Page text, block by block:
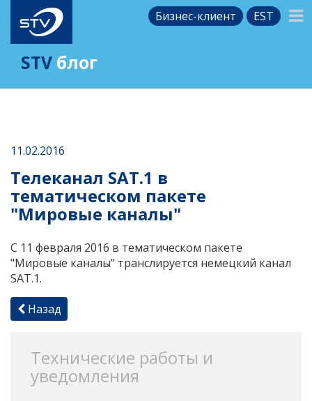
Бизнес-клиент EST
STV блог
11.02.2016
Телеканал SAT.1 в
тематическом пакете
"Мировые каналы"
С 11 февраля 2016 в тематическом пакете
"Мировые каналы" транслируется немецкий канал
SAT.1.
Назад
Технические работы и
уведомления